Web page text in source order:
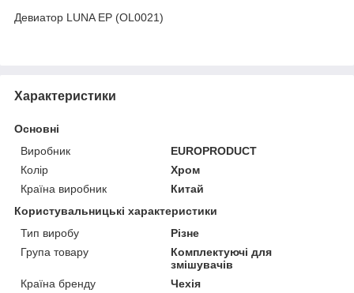
Девиатор LUNA EP (OL0021)
Характеристики
Основні
Виробник
EUROPRODUCT
Колір
Хром
Країна виробник
Китай
Користувальницькі характеристики
Тип виробу
Різне
Група товару
Комплектуючі для
змішувачів
Країна бренду
Чехія